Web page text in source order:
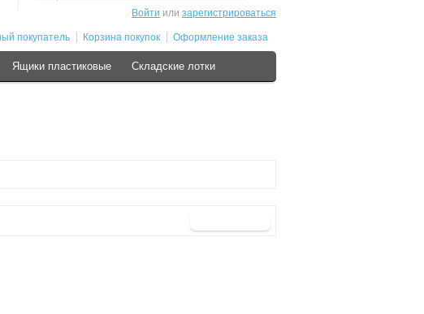
Войти или зарегистрироваться
покупатель Корзина покупок Оформление заказа
Ящики пластиковые Складские лотки